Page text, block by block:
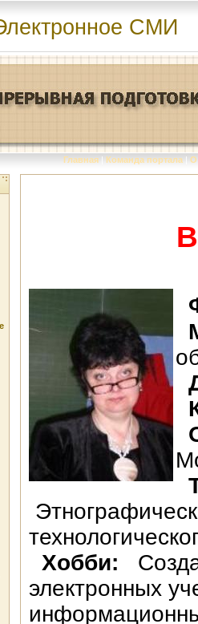
СМИ
Главная | Команда портала | О
Хобби:
электронных